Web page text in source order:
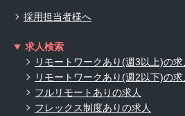
採用担当者様へ
求人検索
リモートワークあり(週3以上)の求
リモートワークあり(週2以下)の求
フルリモートありの求人
フレックス制度ありの求人